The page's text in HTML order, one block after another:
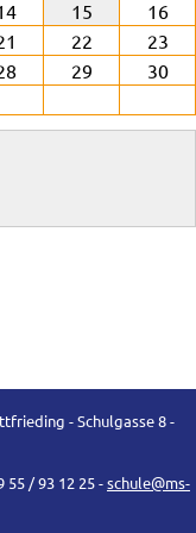
15
16
22
23
29
30
- Schulgasse 8 -
55 / 93 12 25 -schule@ms-